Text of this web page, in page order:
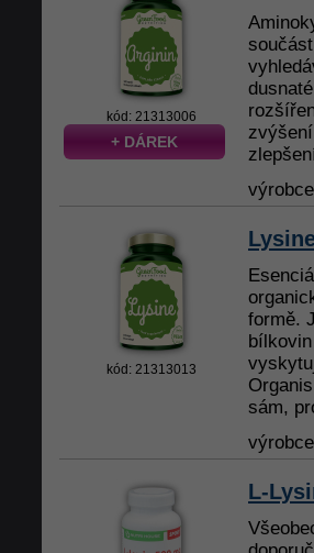
kód: 21313006
+ DÁREK
kód: 21313013
formě.
sám,
L-